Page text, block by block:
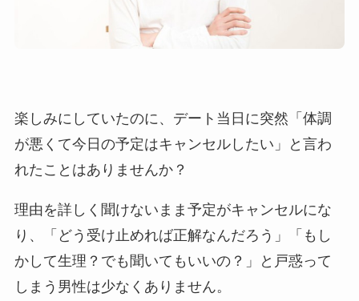
楽しみにしていたのに、デート当日に突然「体調
が悪くて今日の予定はキャンセルしたい」と言わ
れたことはありませんか？
理由を詳しく聞けないまま予定がキャンセルにな
り、「どう受け止めれば正解なんだろう」「もし
かして生理？でも聞いてもいいの？」と戸惑って
しまう男性は少なくありません。